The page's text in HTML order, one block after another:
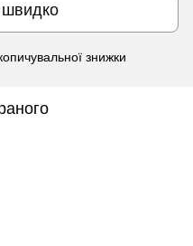
знижки